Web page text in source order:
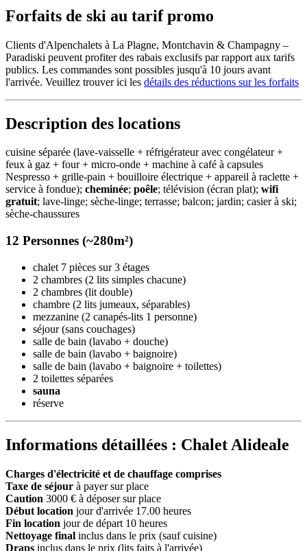
Forfaits de ski au tarif promo
Clients d'Alpenchalets à La Plagne, Montchavin & Champagny –
Paradiski peuvent profiter des rabais exclusifs par rapport aux tarifs
publics. Les commandes sont possibles jusqu'à 10 jours avant
l'arrivée. Veuillez trouver ici les détails des réductions sur les forfaits
Description des locations
cuisine séparée (lave-vaisselle + réfrigérateur avec congélateur +
feux à gaz + four + micro-onde + machine à café à capsules
Nespresso + grille-pain + bouilloire électrique + appareil à raclette +
service à fondue); cheminée; poêle; télévision (écran plat); wifi
gratuit; lave-linge; sèche-linge; terrasse; balcon; jardin; casier à ski;
sèche-chaussures
12 Personnes (~280m²)
chalet 7 pièces sur 3 étages
2 chambres (2 lits simples chacune)
2 chambres (lit double)
chambre (2 lits jumeaux, séparables)
mezzanine (2 canapés-lits 1 personne)
séjour (sans couchages)
salle de bain (lavabo + douche)
salle de bain (lavabo + baignoire)
salle de bain (lavabo + baignoire + toilettes)
2 toilettes séparées
sauna
réserve
Informations détaillées : Chalet Alideale
Charges d'électricité et de chauffage comprises
Taxe de séjour à payer sur place
Caution 3000 € à déposer sur place
Début location jour d'arrivée 17.00 heures
Fin location jour de départ 10 heures
Nettoyage final inclus dans le prix (sauf cuisine)
Draps inclus dans le prix (lits faits à l'arrivée)